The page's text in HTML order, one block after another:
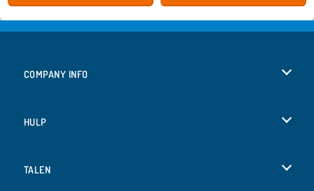
COMPANY INFO
HULP
TALEN